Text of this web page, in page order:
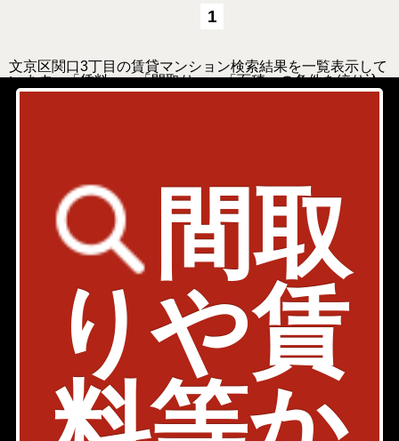
間取
りや賃
1
文京区関口3丁目の賃貸マンション検索結果を一覧表示して
います。「賃料」、「間取り」、「面積」の条件を絞り込
んで検索する事が出来ます。
メールで問い合わせ chiyoda@axel-home.co.jp
千代田麹町店
〒102 - 0082
東京都千代田区一番町15-1 一番町ファーストビ
ルB階
03-6261-2451
検討リストを見る